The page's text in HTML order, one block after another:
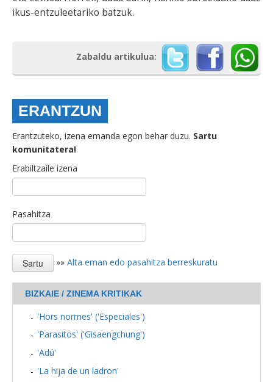
ikus-entzuleetariko batzuk.
Zabaldu artikulua:
ERANTZUN
Erantzuteko, izena emanda egon behar duzu. Sartu
komunitatera!
Erabiltzaile izena
Pasahitza
»» Alta eman edo pasahitza berreskuratu
BIZKAIE / ZINEMA KRITIKAK
'Hors normes' ('Especiales')
'Parasitos' ('Gisaengchung')
'Adú'
'La hija de un ladron'